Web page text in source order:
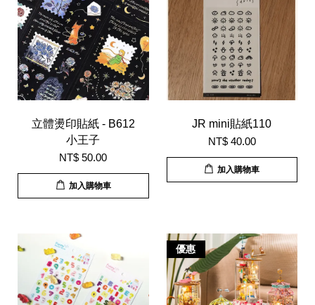
立體燙印貼紙 - B612
小王子
NT$ 50.00
加入購物車
JR mini貼紙110
NT$ 40.00
加入購物車
優惠